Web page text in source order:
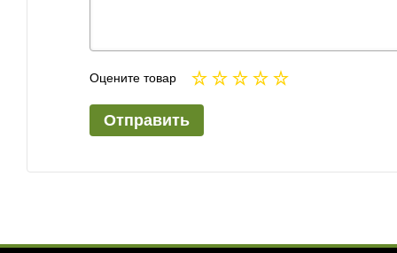
Оцените товар
Отправить